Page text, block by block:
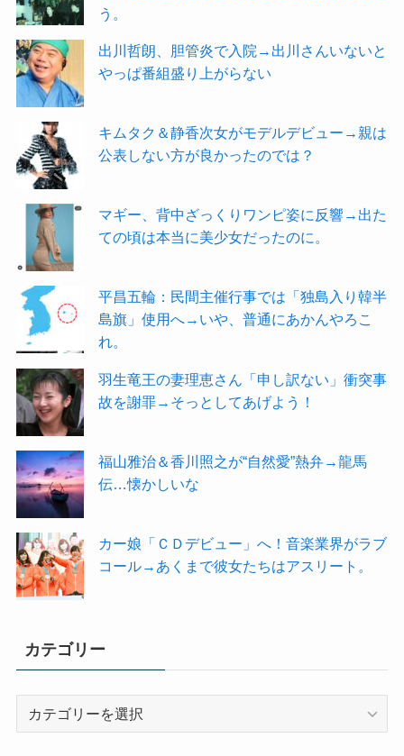
う。
出川哲朗、胆管炎で入院→出川さんいないと
やっぱ番組盛り上がらない
キムタク＆静香次女がモデルデビュー→親は
公表しない方が良かったのでは？
マギー、背中ざっくりワンピ姿に反響→出た
ての頃は本当に美少女だったのに。
平昌五輪：民間主催行事では「独島入り韓半
島旗」使用へ→いや、普通にあかんやろこ
れ。
羽生竜王の妻理恵さん「申し訳ない」衝突事
故を謝罪→そっとしてあげよう！
福山雅治＆香川照之が“自然愛”熱弁→龍馬
伝…懐かしいな
カー娘「ＣＤデビュー」へ！音楽業界がラブ
コール→あくまで彼女たちはアスリート。
カテゴリー